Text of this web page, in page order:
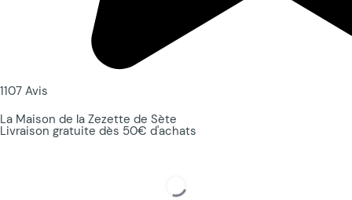
1107 Avis
La Maison de la Zezette de Sète
Livraison gratuite dès 50€ d'achats